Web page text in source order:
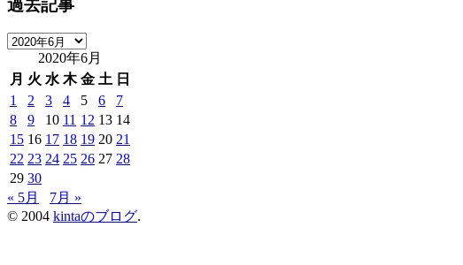
過去記事
過
記
事
2020年6月
月 火 水 木 金 土 日
1
2 3 4 5 6
7
8
9 10 11 12 13 14
15 16 17 18 19 20 21
22 23 24 25 26 27 28
29 30
« 5月
7月 »
© 2004 kintaのブログ.